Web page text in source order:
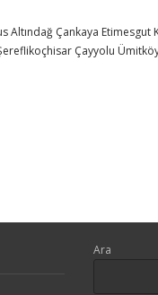
Altındağ Çankaya Etimesgut
Çayyolu
Ara